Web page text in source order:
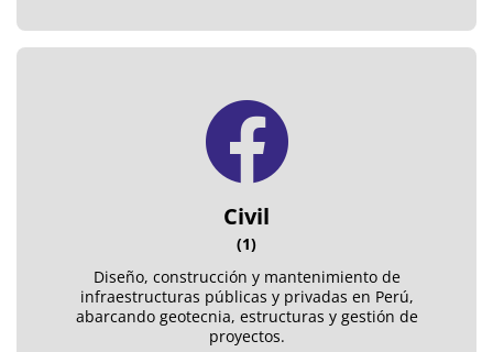
Civil
(1)
Diseño, construcción y mantenimiento de
infraestructuras públicas y privadas en Perú,
abarcando geotecnia, estructuras y gestión de
proyectos.